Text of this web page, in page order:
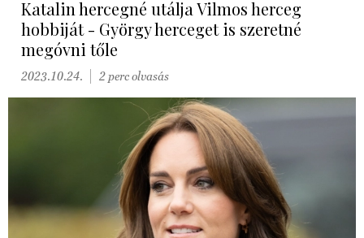
Katalin hercegné utálja Vilmos herceg
hobbiját - György herceget is szeretné
megóvni tőle
2023.10.24. 2 perc olvasás